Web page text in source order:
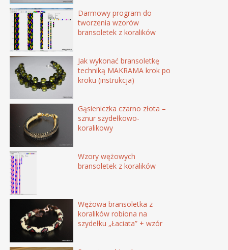
Darmowy program do
tworzenia wzorów
bransoletek z koralików
Jak wykonać bransoletkę
techniką MAKRAMA krok po
kroku (instrukcja)
Gąsieniczka czarno złota –
sznur szydełkowo-
koralikowy
Wzory wężowych
bransoletek z koralików
Wężowa bransoletka z
koralików robiona na
szydełku „Łaciata” + wzór